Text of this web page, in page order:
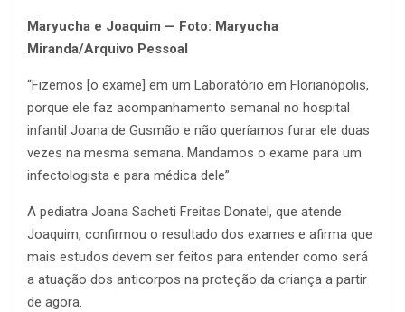
Maryucha e Joaquim — Foto: Maryucha
Miranda/Arquivo Pessoal
“Fizemos [o exame] em um Laboratório em Florianópolis,
porque ele faz acompanhamento semanal no hospital
infantil Joana de Gusmão e não queríamos furar ele duas
vezes na mesma semana. Mandamos o exame para um
infectologista e para médica dele”.
A pediatra Joana Sacheti Freitas Donatel, que atende
Joaquim, confirmou o resultado dos exames e afirma que
mais estudos devem ser feitos para entender como será
a atuação dos anticorpos na proteção da criança a partir
de agora.